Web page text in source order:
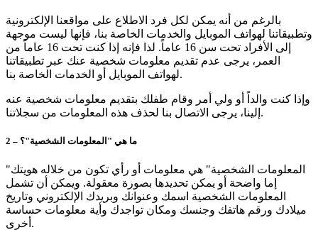
بالرغم من أنه يمكن لكل فرد الاطلاع على مواقعنا الإلكترونية
وتطبيقاتنا لهواتف الموبايل والخدمات الخاصة بنا، فإنها ليست موجهة
إلى الأفراد تحت سن 16 عاماً. لذا فإنه إذا كنت تحت 16 عاماً من
العمر، يرجى عدم تقديم معلومات شخصية عنك عبر تطبيقاتنا
لهواتف الموبايل أو الخدمات الخاصة بنا.
وإذا كنت والداً أو ولي أمر وقام طفلك بتقديم معلومات شخصية عنه
إلينا، يرجى الاتصال بنا لحذف هذه المعلومات من سجلاتنا.
2 – ما هي "المعلومات الشخصية"؟
"المعلومات الشخصية" هي معلومات أو رأي تكون من خلاله هويتك
إما واضحة أو يمكن تحديدها بصورة معقولة. ويمكن أن تشمل
المعلومات الشخصية اسمك وعنوانك وبريدك الإلكتروني وتاريخ
ميلادك ورقم هاتفك وجنسك ومكان تواجدك وأية معلومات حساسة
أخرى.